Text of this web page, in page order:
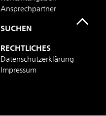
Ansprechpartner
SUCHEN
RECHTLICHES
Datenschutzerklärung
Impressum